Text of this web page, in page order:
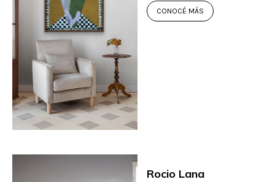
inspiradas en la naturaleza, la
vida cotidiana y la belleza de lo
simple.
CONOCÉ MÁS
Rocio Lana